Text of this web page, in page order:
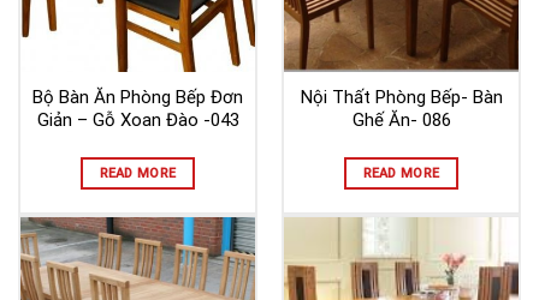
Bộ Bàn Ăn Phòng Bếp Đơn
Giản – Gỗ Xoan Đào -043
READ MORE
Nội Thất Phòng Bếp- Bàn
Ghế Ăn- 086
READ MORE